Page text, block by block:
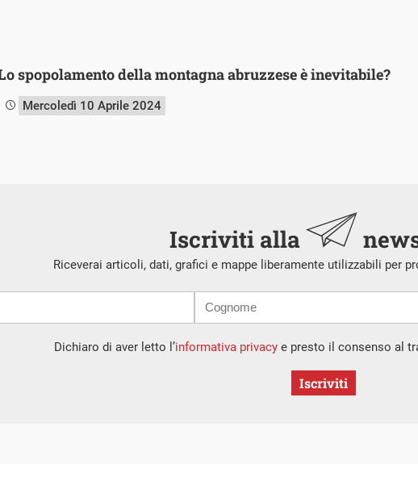
spopolamento della montagna abruzzese è inevitabile?
Mercoledì 10 Aprile 2024
Iscriviti alla
Riceverai articoli, dati, grafici e mappe liberamente utilizzabili per
Dichiaro di aver letto l’informativa privacye presto il consenso al
Iscriviti